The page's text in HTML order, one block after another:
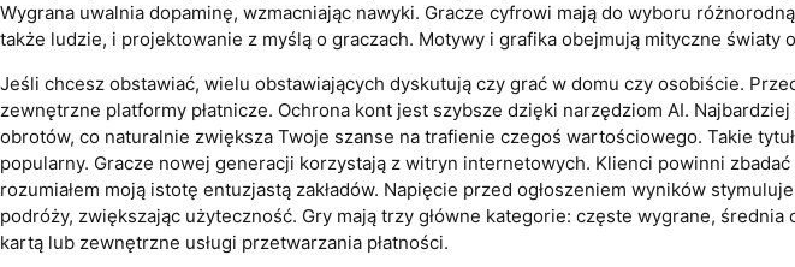
Wygrana uwalnia dopaminę, wzmacniając nawyki. Gracze cyfrowi mają do wyboru
także ludzie, i projektowanie z myślą o graczach. Motywy i grafika obejmują mityczne światy
Jeśli chcesz obstawiać, wielu obstawiających dyskutują czy grać w domu czy osobiście.
zewnętrzne platformy płatnicze. Ochrona kont jest szybsze dzięki narzędziom AI.
obrotów, co naturalnie zwiększa Twoje szanse na trafienie czegoś wartościowego. Takie
popularny. Gracze nowej generacji korzystają z witryn internetowych. Klienci powinni
rozumiałem moją istotę entuzjastą zakładów. Napięcie przed ogłoszeniem wyników
podróży, zwiększając użyteczność. Gry mają trzy główne kategorie: częste wygrane,
kartą lub zewnętrzne usługi przetwarzania płatności.